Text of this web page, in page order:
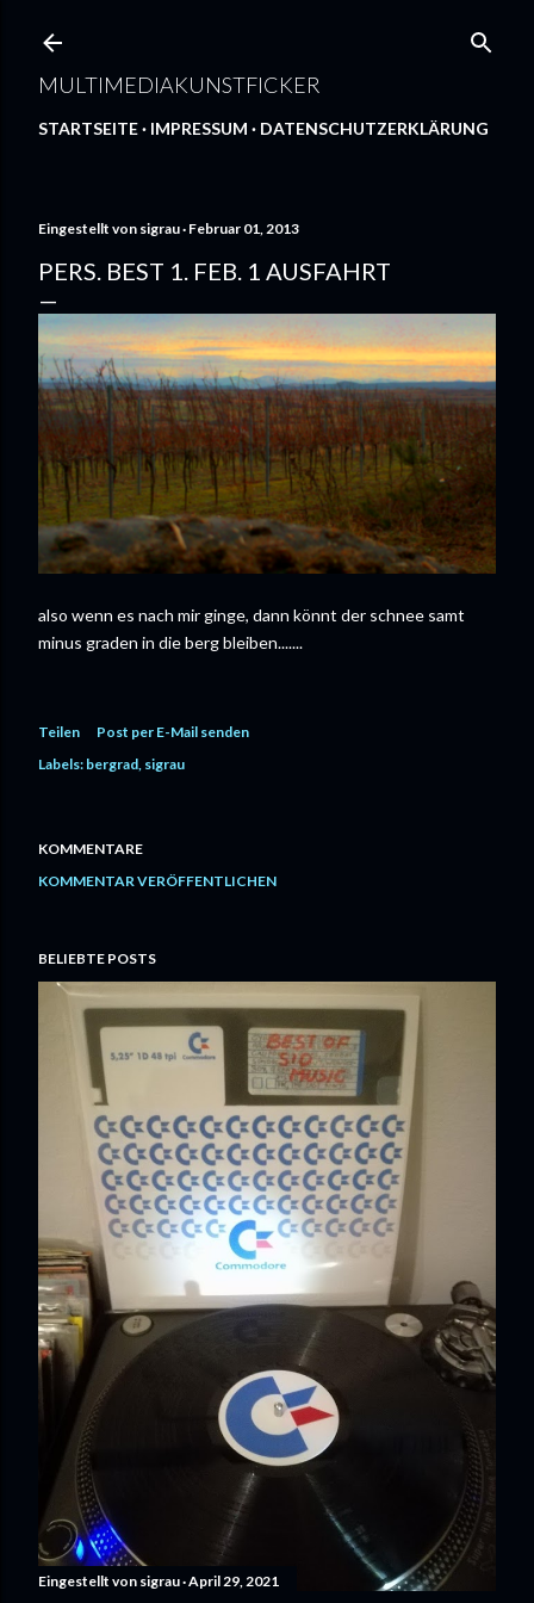
MULTIMEDIAKUNSTFICKER
STARTSEITE IMPRESSUM DATENSCHUTZERKLÄRUNG
Eingestellt von sigrau Februar 01, 2013
PERS. BEST 1. FEB. 1 AUSFAHRT
also wenn es nach mir ginge, dann könnt der schnee samt
minus graden in die berg bleiben.......
Teilen
Post per E-Mail senden
Labels: bergrad sigrau
KOMMENTARE
KOMMENTAR VERÖFFENTLICHEN
BELIEBTE POSTS
Eingestellt von sigrau April 29, 2021